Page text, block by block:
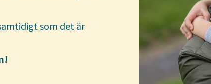
som det är